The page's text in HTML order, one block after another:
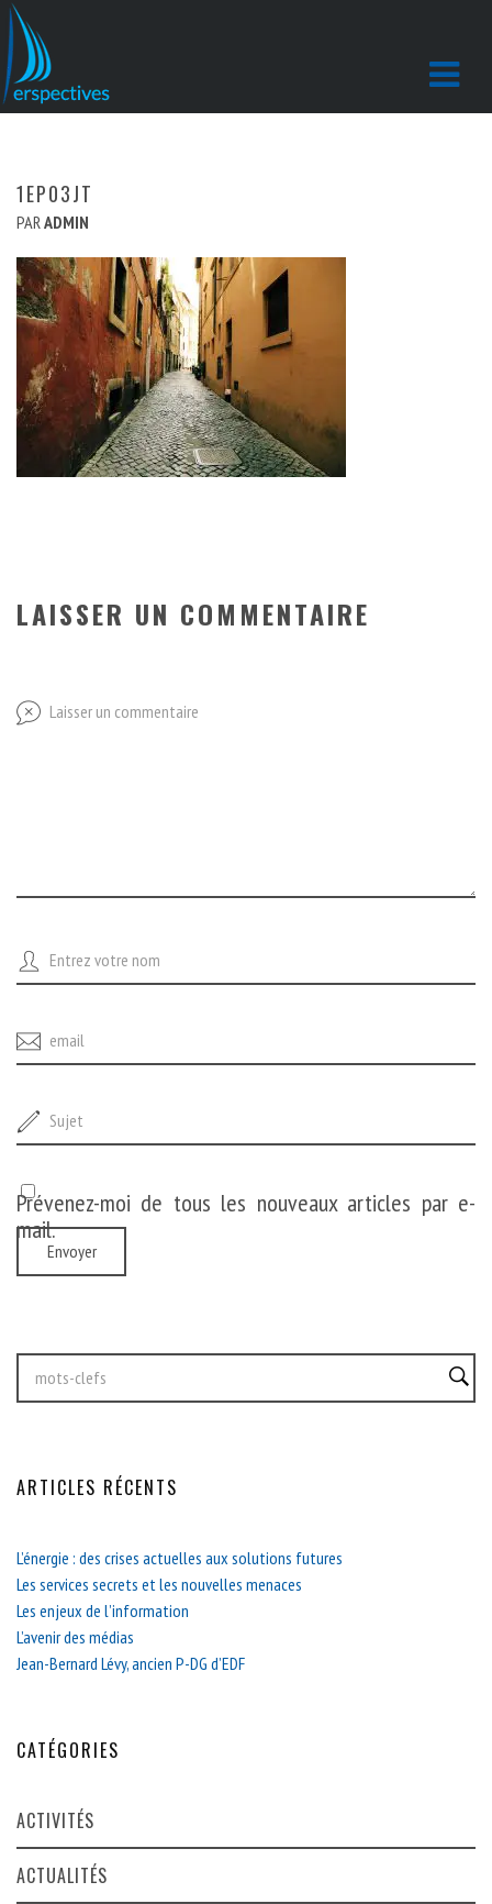
1EP03JT
PARADMIN
LAISSER UN COMMENTAIRE
Prévenez-moi de tous les nouveaux articles par e-
mail.
ARTICLES RÉCENTS
L’énergie : des crises actuelles aux solutions futures
Les services secrets et les nouvelles menaces
Les enjeux de l’information
L’avenir des médias
Jean-Bernard Lévy, ancien P-DG d’EDF
CATÉGORIES
ACTIVITÉS
ACTUALITÉS